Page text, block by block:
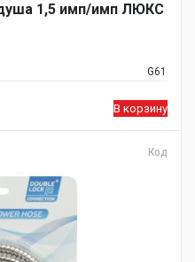
1,5 имп/имп ЛЮКС
G61
В корзину
Код